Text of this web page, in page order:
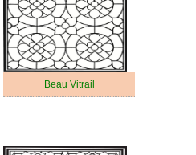
Beau Vitrail